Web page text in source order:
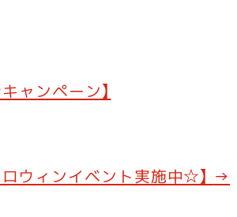
ャンペーン】
ロウィンイベント実施中☆】 →